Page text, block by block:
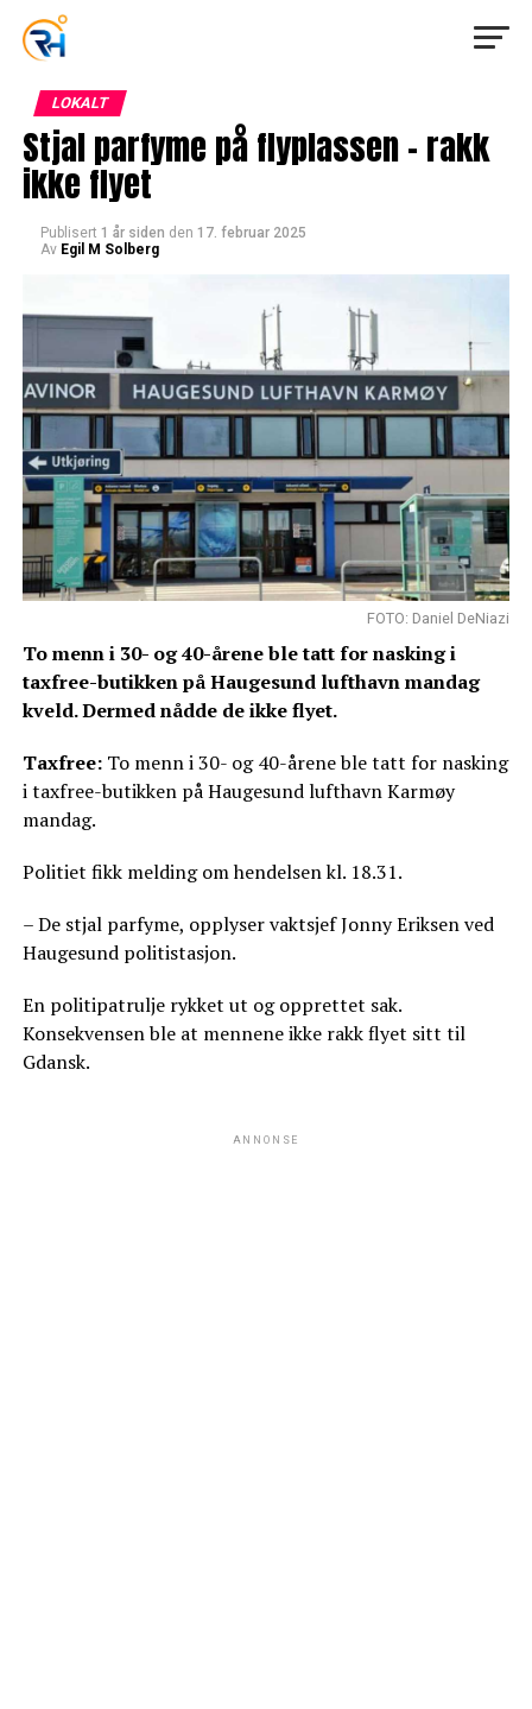
LOKALT
Stjal parfyme på flyplassen – rakk
ikke flyet
Publisert 1 år siden den 17. februar 2025
Av Egil M Solberg
FOTO: Daniel DeNiazi
To menn i 30- og 40-årene ble tatt for nasking i
taxfree-butikken på Haugesund lufthavn mandag
kveld. Dermed nådde de ikke flyet.
Taxfree:To menn i 30- og 40-årene ble tatt for nasking
i taxfree-butikken på Haugesund lufthavn Karmøy
mandag.
Politiet fikk melding om hendelsen kl. 18.31.
– De stjal parfyme, opplyser vaktsjef Jonny Eriksen ved
Haugesund politistasjon.
En politipatrulje rykket ut og opprettet sak.
Konsekvensen ble at mennene ikke rakk flyet sitt til
Gdansk.
ANNONSE